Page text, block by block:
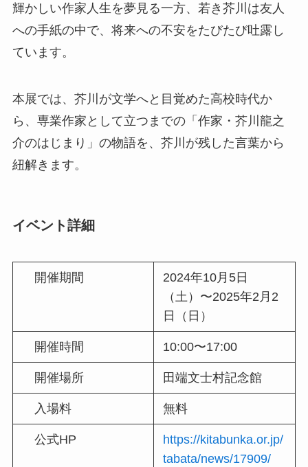
輝かしい作家人生を夢見る一方、若き芥川は友人
への手紙の中で、将来への不安をたびたび吐露し
ています。
本展では、芥川が文学へと目覚めた高校時代か
ら、専業作家として立つまでの「作家・芥川龍之
介のはじまり」の物語を、芥川が残した言葉から
紐解きます。
イベント詳細
開催期間
2024年10月5日
（土）〜2025年2月2
日（日）
開催時間 10:00〜17:00
開催場所 田端文士村記念館
入場料 無料
公式HP
https://kitabunka.or.jp/
tabata/news/17909/